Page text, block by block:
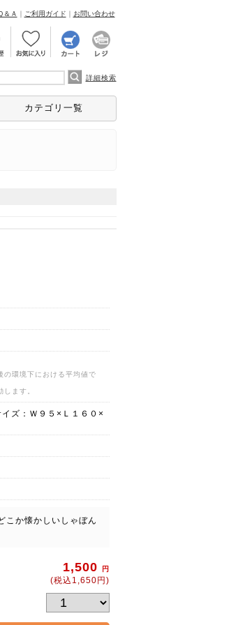
＆Ａ ｜ ご利用ガイド ｜ お問い合わせ
詳細検索
カテゴリ一覧
の環境下における平均値で
ます。
ズ：Ｗ９５×Ｌ１６０×
こか懐かしいしゃぼん
1,500 円
(税込1,650円)